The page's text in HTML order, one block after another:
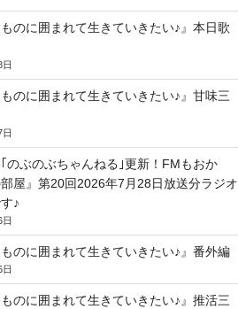
ものに囲まれて生きていきたい♪』本日歌
ものに囲まれて生きていきたい♪』甘味三
のぶのぶちゃんねる｣更新！FMもおか
部屋』第20回2026年7月28日放送分ラジオ
♪
ものに囲まれて生きていきたい♪』番外編
ものに囲まれて生きていきたい♪』推活三